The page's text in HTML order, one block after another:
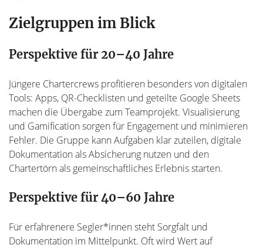
Zielgruppen im Blick
Perspektive für 20–40 Jahre
Jüngere Chartercrews profitieren besonders von digitalen
Tools: Apps, QR-Checklisten und geteilte Google Sheets
machen die Übergabe zum Teamprojekt. Visualisierung
und Gamification sorgen für Engagement und minimieren
Fehler. Die Gruppe kann Aufgaben klar zuteilen, digitale
Dokumentation als Absicherung nutzen und den
Chartertörn als gemeinschaftliches Erlebnis starten.
Perspektive für 40–60 Jahre
Für erfahrenere Segler*innen steht Sorgfalt und
Dokumentation im Mittelpunkt. Oft wird Wert auf